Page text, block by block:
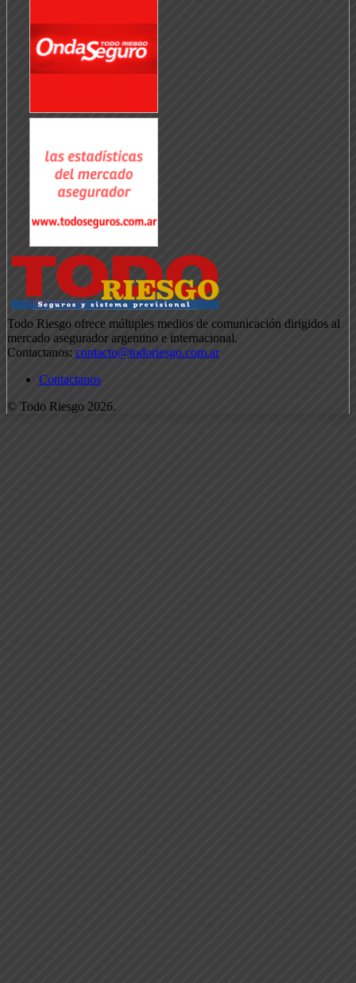
Todo Riesgo ofrece múltiples medios de comunicación dirigidos al
mercado asegurador argentino e internacional.
Contactanos: contacto@todoriesgo.com.ar
Contactanos
© Todo Riesgo 2026.